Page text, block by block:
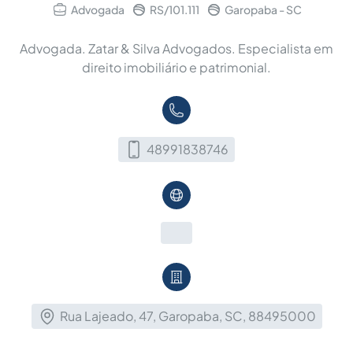
Advogada
RS/101.111 Garopaba - SC
Advogada. Zatar & Silva Advogados. Especialista em
direito imobiliário e patrimonial.
48991838746
Rua Lajeado, 47, Garopaba, SC, 88495000